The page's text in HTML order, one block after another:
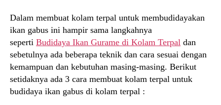
Dalam membuat kolam terpal untuk membudidayakan
ikan gabus ini hampir sama langkahnya
seperti Budidaya Ikan Gurame di Kolam Terpal dan
sebetulnya ada beberapa teknik dan cara sesuai dengan
kemampuan dan kebutuhan masing-masing. Berikut
setidaknya ada 3 cara membuat kolam terpal untuk
budidaya ikan gabus di kolam terpal :